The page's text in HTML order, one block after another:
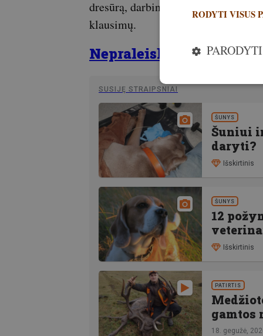
dresūrą, darbines savybes,
klausimų.
Nepraleisk! Išleistas
SUSIJĘ STRAIPSNIAI
ŠUNYS
Šuniui
daryti?
Išskirtinis
ŠUNYS
12
Išskirtinis
PATIRTIS
gamtos
18. gegužė,
RODYTI VISUS